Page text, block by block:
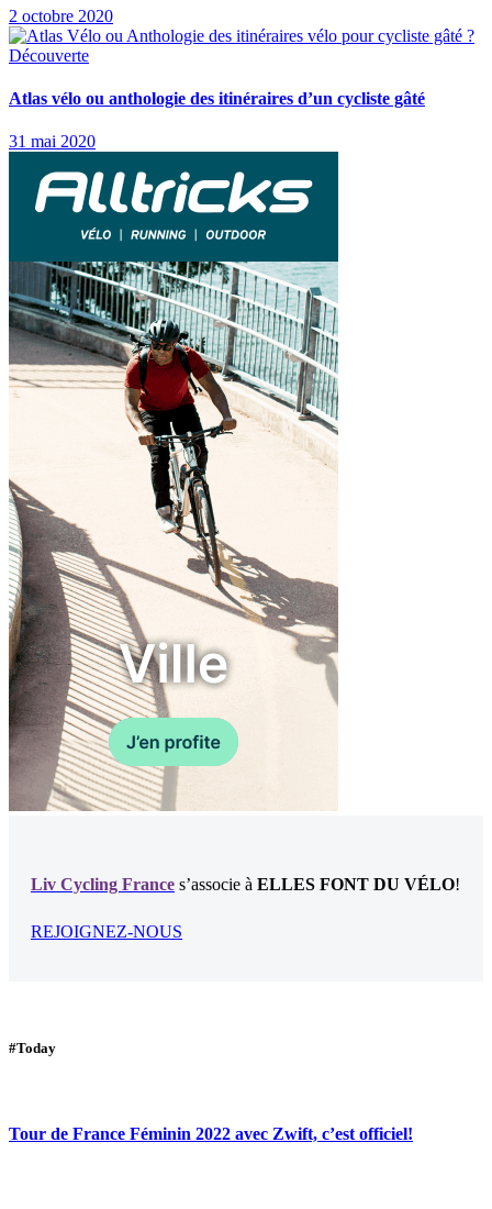
2 octobre 2020
Découverte
Atlas vélo ou anthologie des itinéraires d’un cycliste gâté
31 mai 2020
Liv Cycling France s’associe à ELLES FONT DU VÉLO!
REJOIGNEZ-NOUS
#Today
Tour de France Féminin 2022 avec Zwift, c’est officiel!